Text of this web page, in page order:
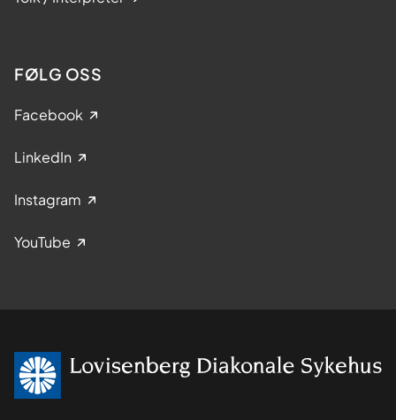
FØLG OSS
Facebook
LinkedIn
Instagram
YouTube